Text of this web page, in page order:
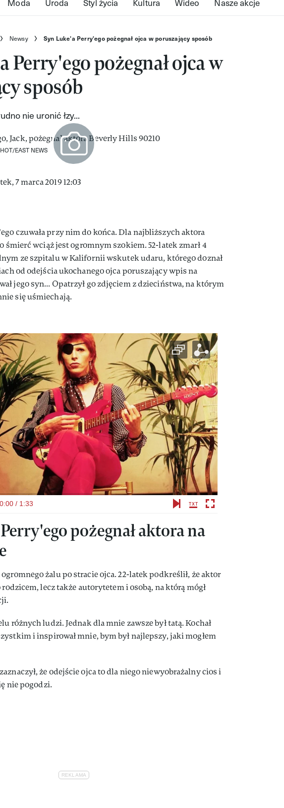
Newsy Syn Luke'a Perry'ego pożegnał ojca w poruszający sposób
Perry'ego pożegnał ojca w
sposób
nie uronić łzy...
EAST NEWS
7 marca 2019 12:03
czuwała przy nim do końca. Dla najbliższych aktora
śmierć wciąż jest ogromnym szokiem. 52-latek zmarł 4
ze szpitalu w Kalifornii wskutek udaru, którego doznał
od odejścia ukochanego ojca poruszający wpis na
jego syn... Opatrzył go zdjęciem z dzieciństwa, na którym
się uśmiechają.
0:00 / 1:33
pożegnał aktora na
żalu po stracie ojca. 22-latek podkreślił, że aktor
lecz także autorytetem i osobą, na którą mógł
różnych ludzi. Jednak dla mnie zawsze był tatą. Kochał
i inspirował mnie, bym był najlepszy, jaki mogłem
zaznaczył, że odejście ojca to dla niego niewyobrażalny cios i
nie pogodzi.